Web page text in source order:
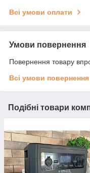
Всі умови оплати
Умови повернення
Повернення товару
Всі умови повернення
Подібні товари